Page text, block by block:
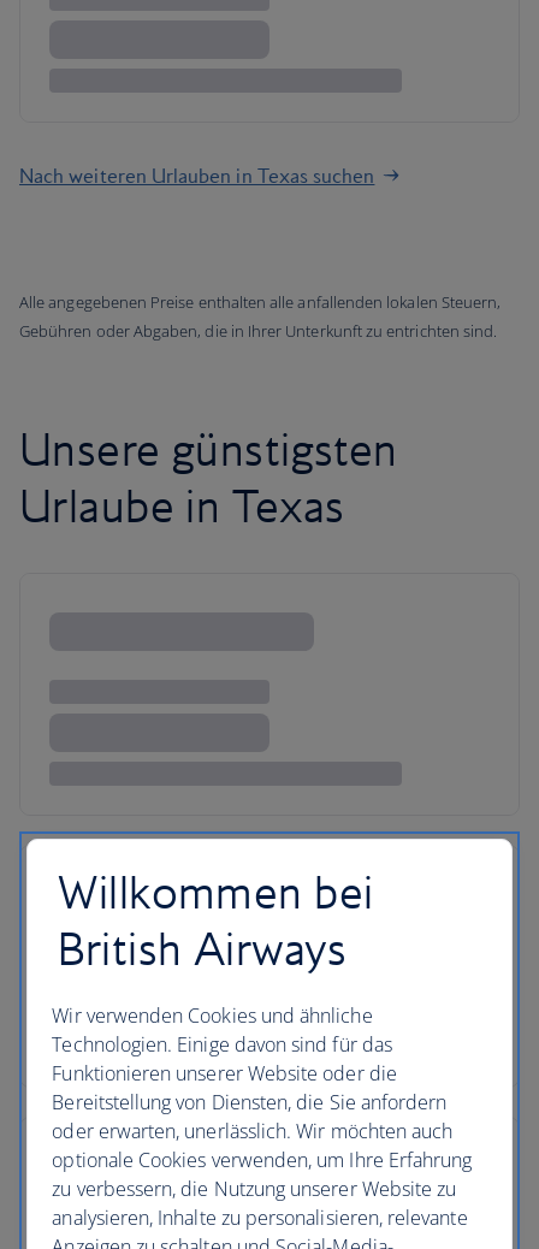
Nach weiteren Urlauben in Texas suchen
Alle angegebenen Preise enthalten alle anfallenden lokalen Steuern,
Gebühren oder Abgaben, die in Ihrer Unterkunft zu entrichten sind.
Unsere günstigsten
Urlaube in Texas
Willkommen bei
British Airways
Wir verwenden Cookies und ähnliche
Technologien. Einige davon sind für das
Funktionieren unserer Website oder die
Bereitstellung von Diensten, die Sie anfordern
oder erwarten, unerlässlich. Wir möchten auch
optionale Cookies verwenden, um Ihre Erfahrung
zu verbessern, die Nutzung unserer Website zu
analysieren, Inhalte zu personalisieren, relevante